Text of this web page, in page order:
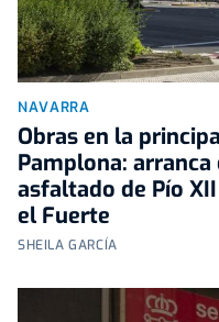
NAVARRA
Obras en la
Pamplona:
asfaltado de Pío
el Fuerte
SHEILA GARCÍA